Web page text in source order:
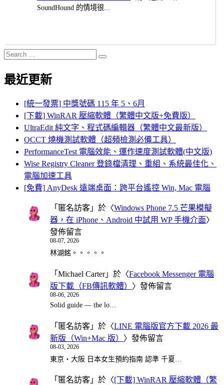
SoundHound 的情境很...
Search
for:
Search
最近更新
[統一發票] 中獎號碼 115 年 5、6月
[下載] WinRAR 壓縮軟體（繁體中文版+免費版）
UltraEdit 純文字、程式碼編輯器（繁體中文最新版）
OCCT 燒機測試軟體（超頻檢測必備工具）
PerformanceTest 電腦效能、運作速度測試軟體(中文版)
Wise Registry Cleaner 登錄檔清理、重組、系統最佳化、
電腦加速工具
[免費] AnyDesk 遠端桌面：跨平台遙控 Win, Mac 電腦
「 匿名訪客 」於〈Windows Phone 7.5 芒果模擬
器，在 iPhone、Android 中試用 WP 手機介面〉
發佈留言
08-07, 2026
林湖銘。。。。。
「 Michael Carter」於〈Facebook Messenger 電腦
版下載（FB傳訊軟體） 〉發佈留言
08-06, 2026
Solid guide — the lo…
「 匿名訪客 」於〈LINE 電腦版官方下載 2026 最
新版（Win+Mac 版） 〉發佈留言
08-03, 2026
東京・大阪 日本女生預約指南 認準 千夏…
「 匿名訪客 」於〈[下載] WinRAR 壓縮軟體（繁